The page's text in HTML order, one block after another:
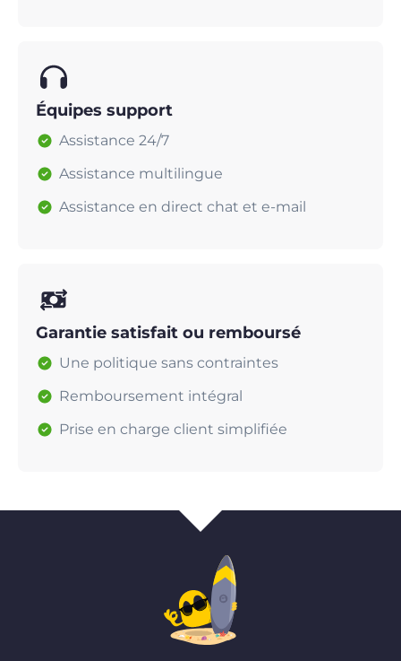
Équipes support
Assistance 24/7
Assistance multilingue
Assistance en direct chat et e-mail
Garantie satisfait ou remboursé
Une politique sans contraintes
Remboursement intégral
Prise en charge client simplifiée